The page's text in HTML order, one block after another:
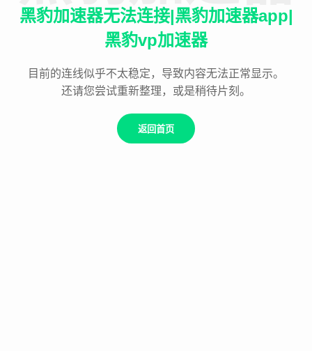
黑豹加速器无法连接|黑豹加速器app|
黑豹vp加速器
目前的连线似乎不太稳定，导致内容无法正常显示。
还请您尝试重新整理，或是稍待片刻。
返回首页